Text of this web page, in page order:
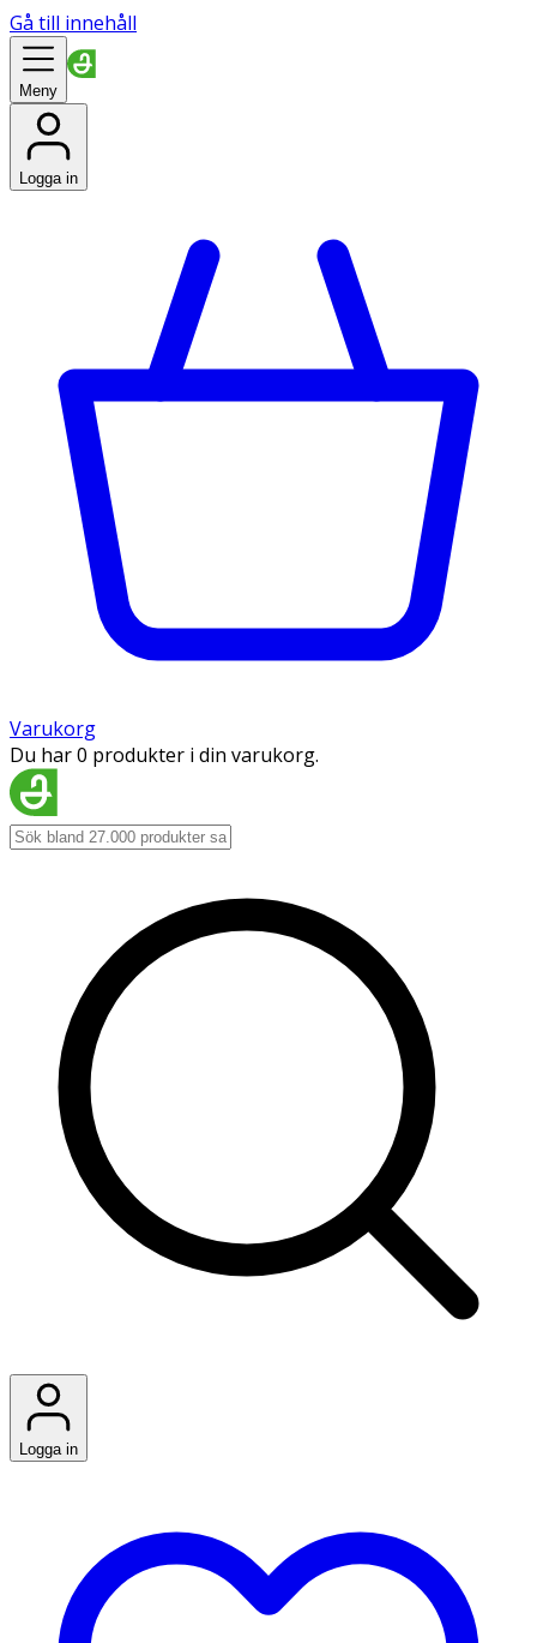
Gå till innehåll
Meny
Logga in
Varukorg
Du har 0 produkter i din varukorg.
Logga in